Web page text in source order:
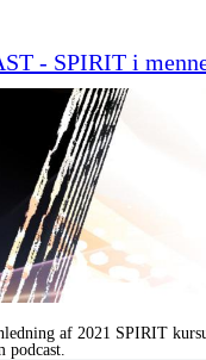
- SPIRIT i
af 2021 SPIRIT
podcast.